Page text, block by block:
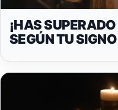
¡HAS
SEGÚN TU